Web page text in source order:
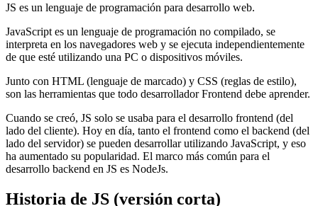
JS es un lenguaje de programación para desarrollo web.
JavaScript es un lenguaje de programación no compilado, se
interpreta en los navegadores web y se ejecuta independientemente
de que esté utilizando una PC o dispositivos móviles.
Junto con HTML (lenguaje de marcado) y CSS (reglas de estilo),
son las herramientas que todo desarrollador Frontend debe aprender.
Cuando se creó, JS solo se usaba para el desarrollo frontend (del
lado del cliente). Hoy en día, tanto el frontend como el backend (del
lado del servidor) se pueden desarrollar utilizando JavaScript, y eso
ha aumentado su popularidad. El marco más común para el
desarrollo backend en JS es NodeJs.
Historia de JS (versión corta)